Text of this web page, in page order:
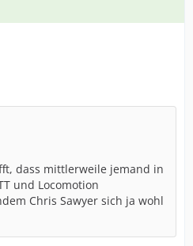
dass mittlerweile jemand in
und Locomotion
Chris Sawyer sich ja wohl